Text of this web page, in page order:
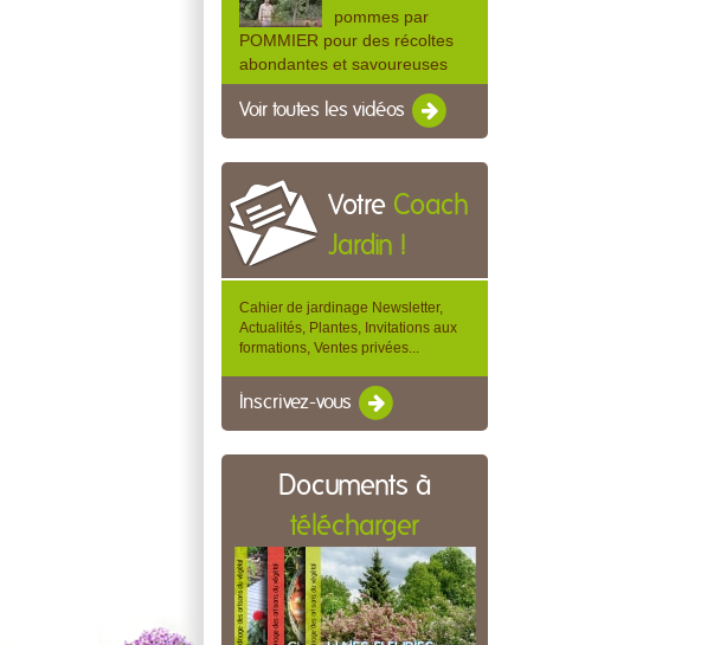
pommes par
POMMIER pour des récoltes
abondantes et savoureuses
Voir toutes les vidéos
Votre Coach
Jardin !
Cahier de jardinage Newsletter,
Actualités, Plantes, Invitations aux
formations, Ventes privées...
Inscrivez-vous
Documents à
télécharger